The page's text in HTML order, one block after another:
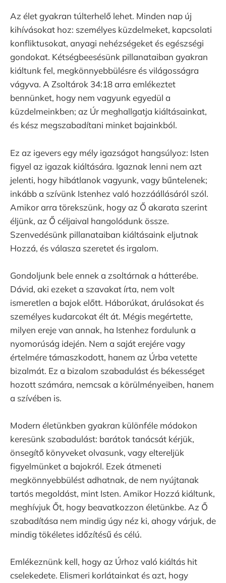
Az élet gyakran túlterhelő lehet. Minden nap új
kihívásokat hoz: személyes küzdelmeket, kapcsolati
konfliktusokat, anyagi nehézségeket és egészségi
gondokat. Kétségbeesésünk pillanataiban gyakran
kiáltunk fel, megkönnyebbülésre és világosságra
vágyva. A Zsoltárok 34:18 arra emlékeztet
bennünket, hogy nem vagyunk egyedül a
küzdelmeinkben; az Úr meghallgatja kiáltásainkat,
és kész megszabadítani minket bajainkból.
Ez az igevers egy mély igazságot hangsúlyoz: Isten
figyel az igazak kiáltására. Igaznak lenni nem azt
jelenti, hogy hibátlanok vagyunk, vagy bűntelenek;
inkább a szívünk Istenhez való hozzáállásáról szól.
Amikor arra törekszünk, hogy az Ő akarata szerint
éljünk, az Ő céljaival hangolódunk össze.
Szenvedésünk pillanataiban kiáltásaink eljutnak
Hozzá, és válasza szeretet és irgalom.
Gondoljunk bele ennek a zsoltárnak a hátterébe.
Dávid, aki ezeket a szavakat írta, nem volt
ismeretlen a bajok előtt. Háborúkat, árulásokat és
személyes kudarcokat élt át. Mégis megértette,
milyen ereje van annak, ha Istenhez fordulunk a
nyomorúság idején. Nem a saját erejére vagy
értelmére támaszkodott, hanem az Úrba vetette
bizalmát. Ez a bizalom szabadulást és békességet
hozott számára, nemcsak a körülményeiben, hanem
a szívében is.
Modern életünkben gyakran különféle módokon
keresünk szabadulást: barátok tanácsát kérjük,
önsegítő könyveket olvasunk, vagy eltereljük
figyelmünket a bajokról. Ezek átmeneti
megkönnyebbülést adhatnak, de nem nyújtanak
tartós megoldást, mint Isten. Amikor Hozzá kiáltunk,
meghívjuk Őt, hogy beavatkozzon életünkbe. Az Ő
szabadítása nem mindig úgy néz ki, ahogy várjuk, de
mindig tökéletes időzítésű és célú.
Emlékeznünk kell, hogy az Úrhoz való kiáltás hit
cselekedete. Elismeri korlátainkat és azt, hogy